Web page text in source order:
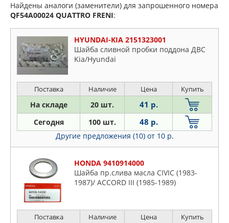
Найдены аналоги (заменители) для запрошенного номера
QF54A00024 QUATTRO FRENI:
HYUNDAI-KIA 2151323001
Шайба сливной пробки поддона ДВС
Kia/Hyundai
Поставка Наличие Цена Купить
На складе 20 шт. 41 р.
Сегодня 100 шт. 48 р.
Другие предложения (10) от 10 р.
HONDA 9410914000
Шайба пр.слива масла CIVIC (1983-
1987)/ ACCORD III (1985-1989)
Поставка Наличие Цена Купить